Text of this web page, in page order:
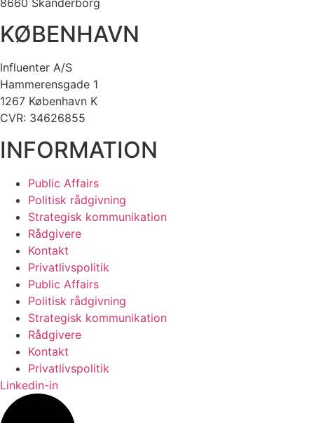
KØBENHAVN
Influenter A/S
Hammerensgade 1
1267 København K
CVR: 34626855
INFORMATION
Public Affairs
Politisk rådgivning
Strategisk kommunikation
Rådgivere
Kontakt
Privatlivspolitik
Public Affairs
Politisk rådgivning
Strategisk kommunikation
Rådgivere
Kontakt
Privatlivspolitik
Linkedin-in